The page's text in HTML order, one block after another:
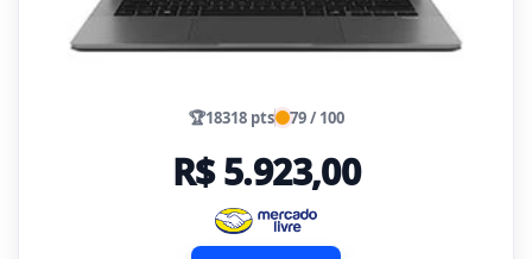
🏆18318 pts 79 / 100
R$ 5.923,00